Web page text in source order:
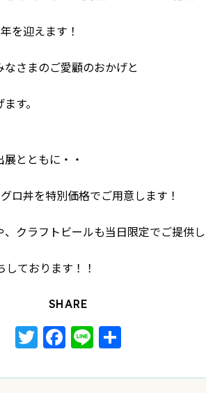
を迎えます！
さまのご愛顧のおかげと
す。
とともに・・
ロ丼を特別価格でご用意します！
クラフトビールも当日限定でご提供し
ております！！
SHARE
Twitter
Facebook
Line